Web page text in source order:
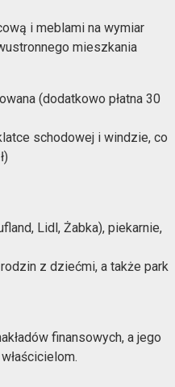
i meblami na wymiar
mieszkania
(dodatkowo płatna 30
schodowej i windzie, co
Lidl, Żabka), piekarnie,
z dziećmi, a także park
finansowych, a jego